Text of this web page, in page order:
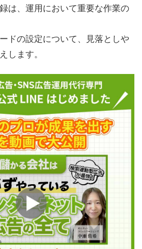
は、運用において重要な作業の
ドの設定について、見落としや
します。